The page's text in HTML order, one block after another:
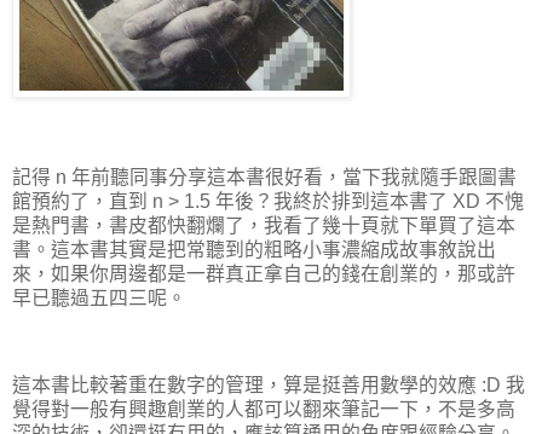
記得 n 年前聽同事分享這本書很好看，當下我就隨手跟圖書
館預約了，直到 n > 1.5 年後？我終於排到這本書了 XD 不愧
是熱門書，書皮都快翻爛了，我看了幾十頁就下單買了這本
書。這本書其實是把常聽到的粗略小事濃縮成故事敘說出
來，如果你周邊都是一群真正拿自己的錢在創業的，那或許
早已聽過五四三呢。
這本書比較著重在數字的管理，算是挺善用數學的效應 :D 我
覺得對一般有興趣創業的人都可以翻來筆記一下，不是多高